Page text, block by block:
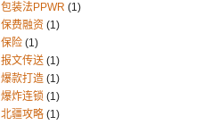
包装法PPWR (1)
保费融资 (1)
保险 (1)
报文传送 (1)
爆款打造 (1)
爆炸连锁 (1)
北疆攻略 (1)